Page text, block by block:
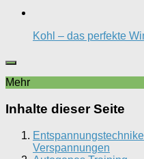
Kohl – das perfekte
Mehr
Inhalte dieser Seite
Verspannungen